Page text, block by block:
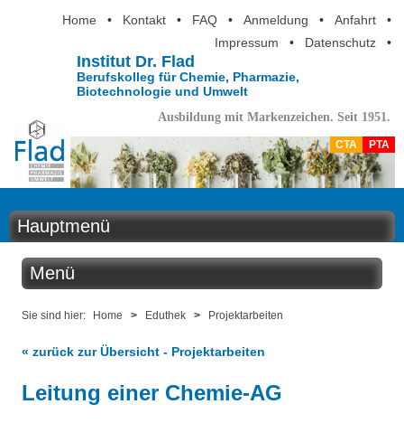
Home • Kontakt • FAQ • Anmeldung • Anfahrt
•
Impressum
• Datenschutz •
Institut Dr. Flad
Berufskolleg für Chemie, Pharmazie,
Biotechnologie und Umwelt
Ausbildung mit Markenzeichen. Seit 1951.
CTA PTA
Hauptmenü
Home
Menü
Eduthek
SuperLab - Das Labor in der Küche
Sie sind hier: Home > Eduthek > Projektarbeiten
« zurück zur Übersicht - Projektarbeiten
Leitung einer Chemie-AG